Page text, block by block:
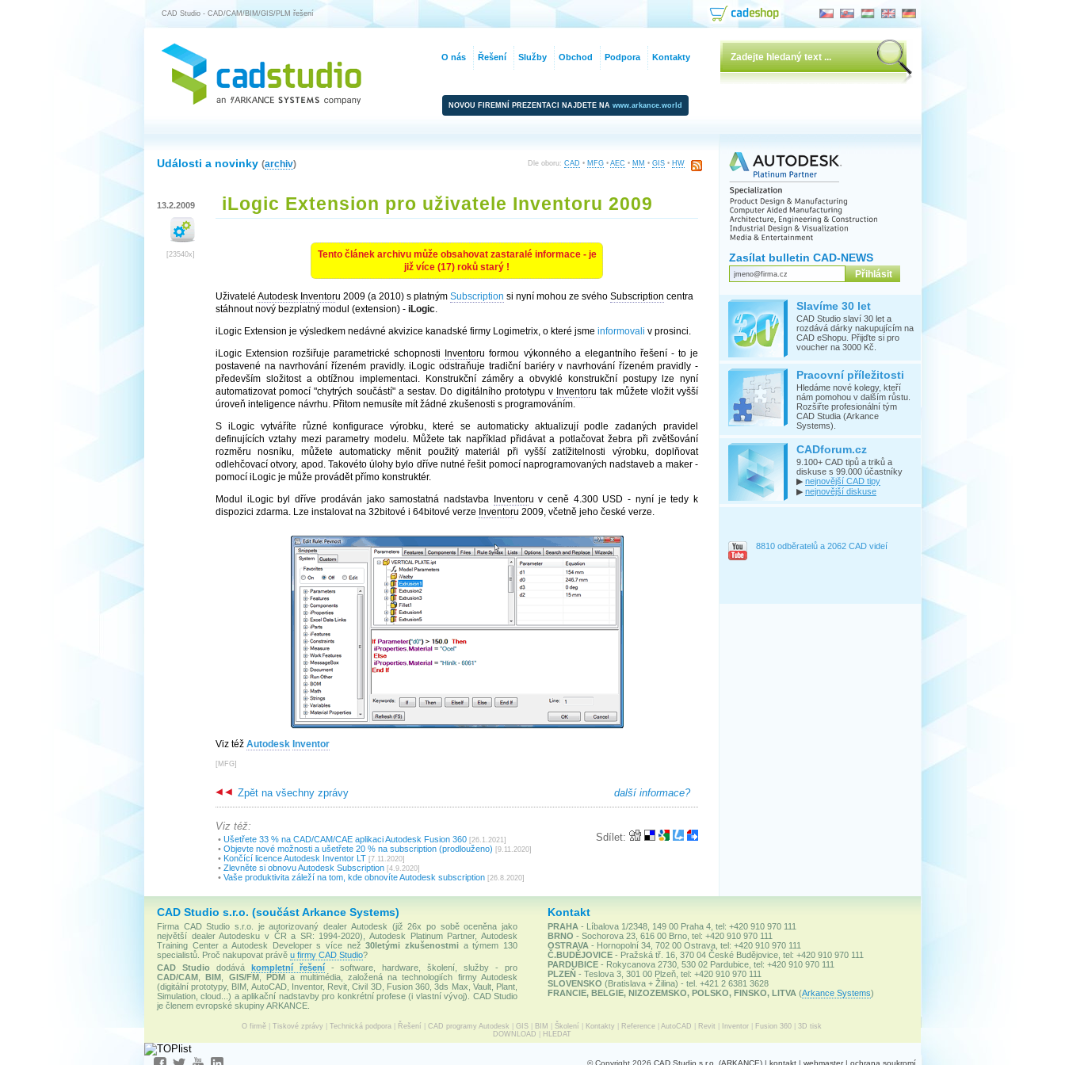
CAD Studio - CAD/CAM/BIM/GIS/PLM řešení
NOVOU FIREMNÍ PREZENTACI NAJDETE NA www.arkance.world
Dle oboru: CAD • MFG • AEC • MM • GIS • HW
Události a novinky (archiv)
13.2.2009
[23540x]
iLogic Extension pro uživatele Inventoru 2009
Tento článek archivu může obsahovat zastaralé informace - je
již více (17) roků starý !
Uživatelé Autodesk Inventoru 2009 (a 2010) s platným Subscription si nyní mohou ze svého Subscription centra
stáhnout nový bezplatný modul (extension) - iLogic.
iLogic Extension je výsledkem nedávné akvizice kanadské firmy Logimetrix, o které jsme informovali v prosinci.
iLogic Extension rozšiřuje parametrické schopnosti
Inventoru formou výkonného a elegantního řešení - to je
postavené na navrhování řízeném pravidly. iLogic odstraňuje tradiční bariéry v navrhování řízeném pravidly -
především složitost a obtížnou implementaci. Konstrukční záměry a obvyklé konstrukční postupy lze nyní
automatizovat pomocí "chytrých součástí" a sestav. Do digitálního prototypu v Inventoru tak můžete vložit vyšší
úroveň inteligence návrhu. Přitom nemusíte mít žádné zkušenosti s programováním.
S iLogic vytváříte různé konfigurace výrobku, které se automaticky aktualizují podle zadaných pravidel
definujících vztahy mezi parametry modelu. Můžete tak například přidávat a potlačovat žebra při zvětšování
rozměru nosníku, můžete automaticky měnit použitý materiál při vyšší zatížitelnosti výrobku, doplňovat
odlehčovací otvory, apod. Takovéto úlohy bylo dříve nutné řešit pomocí naprogramovaných nadstaveb a maker -
pomocí iLogic je může provádět přímo konstruktér.
Modul iLogic byl dříve prodáván jako samostatná nadstavba
Inventoru v ceně 4.300 USD - nyní je tedy k
dispozici zdarma. Lze instalovat na 32bitové i 64bitové verze Inventoru 2009, včetně jeho české verze.
Viz též Autodesk Inventor
[ MFG]
další informace?
Zpět na všechny zprávy
Sdílet:
Viz též:
• Ušetřete 33 % na CAD/CAM/CAE aplikaci Autodesk Fusion 360 [26.1.2021]
• Objevte nové možnosti a ušetřete 20 % na subscription (prodlouženo) [9.11.2020]
• Končící licence Autodesk Inventor LT [7.11.2020]
• Zlevněte si obnovu Autodesk Subscription [4.9.2020]
• Vaše produktivita záleží na tom, kde obnovíte Autodesk subscription [26.8.2020]
Zasílat bulletin CAD-NEWS
Slavíme 30 let
CAD Studio slaví 30 let a
rozdává dárky nakupujícím na
CAD eShopu. Přijďte si pro
voucher na 3000 Kč.
Pracovní příležitosti
Hledáme nové kolegy, kteří
nám pomohou v dalším růstu.
Rozšiřte profesionální tým
CAD Studia (Arkance
Systems).
CADforum.cz
9.100+ CAD tipů a triků a
diskuse s 99.000 účastníky
▶ nejnovější CAD tipy
▶ nejnovější diskuse
8810 odběratelů a 2062 CAD videí
CAD Studio s.r.o. (součást Arkance Systems)
Firma CAD Studio s.r.o. je autorizovaný dealer Autodesk (již 26x po sobě oceněna jako
největší dealer Autodesku v ČR a SR: 1994-2020), Autodesk Platinum Partner, Autodesk
Training Center a Autodesk Developer s více než30letými zkušenostmi a týmem 130
specialistů. Proč nakupovat právě u firmy CAD Studio?
CAD Studiododává kompletní řešení- software, hardware, školení, služby - pro
CAD/CAM ,BIM GIS/FM, PDMa multimédia, založená na technologiích firmy Autodesk
(digitální prototypy, BIM, AutoCAD, Inventor, Revit, Civil 3D, Fusion 360, 3ds Max, Vault, Plant,
Simulation, cloud...) a aplikační nadstavby pro konkrétní profese (i vlastní vývoj). CAD Studio
je členem evropské skupiny ARKANCE.
Kontakt
PRAHA - Líbalova 1/2348, 149 00 Praha 4, tel: +420 910 970 111
BRNO - Sochorova 23, 616 00 Brno, tel: +420 910 970 111
OSTRAVA - Hornopolní 34, 702 00 Ostrava, tel: +420 910 970 111
Č.BUDĚJOVICE- Pražská tř. 16, 370 04 České Budějovice, tel: +420 910 970 111
PARDUBICE- Rokycanova 2730, 530 02 Pardubice, tel: +420 910 970 111
PLZEŇ- Teslova 3, 301 00 Plzeň, tel: +420 910 970 111
SLOVENSKO (Bratislava + Žilina) - tel. +421 2 6381 3628
FRANCIE, BELGIE, NIZOZEMSKO, POLSKO, FINSKO, LITVA (Arkance Systems)
O firmě Tiskové zprávy Technická podpora Řešení CAD programy Autodesk GIS BIM Školení Kontakty Reference AutoCAD Revit Inventor Fusion 360
3D tisk
DOWNLOAD
HLEDAT
O nás Řešení Služby Obchod Podpora Kontakty
© Copyright 2026 CAD Studio s.r.o. (ARKANCE) | kontakt | webmaster| ochrana soukromí